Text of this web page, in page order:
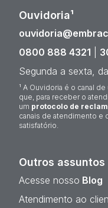
Ouvidoria¹
0800 888 4321
Segunda a sexta,
¹ A Ouvidoria é o canal
que, para receber o
um protocolo de
canais de atendimento e
satisfatório.
Outros assuntos
Acesse nosso Blog
Atendimento ao